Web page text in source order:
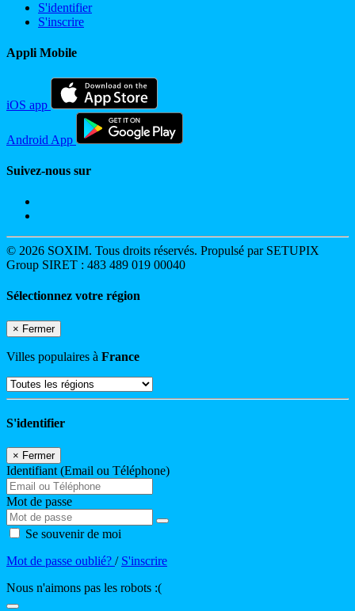
S'identifier
S'inscrire
Appli Mobile
iOS app
Android App
Suivez-nous sur
© 2026 SOXIM. Tous droits réservés. Propulsé par SETUPIX
Group SIRET : 483 489 019 00040
Sélectionnez votre région
× Fermer
Villes populaires à France
S'identifier
× Fermer
Identifiant (Email ou Téléphone)
Mot de passe
Se souvenir de moi
Mot de passe oublié? / S'inscrire
Nous n'aimons pas les robots :(